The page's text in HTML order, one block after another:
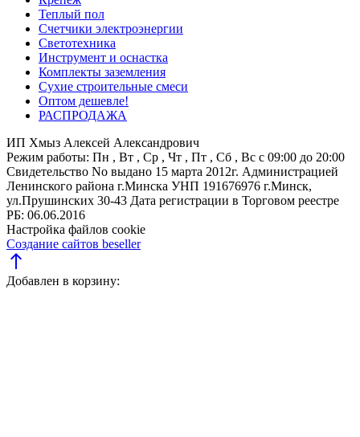
Теплый пол
Счетчики электроэнергии
Светотехника
Инструмент и оснастка
Комплекты заземления
Сухие строительные смеси
Оптом дешевле!
РАСПРОДАЖА
ИП Хмыз Алексей Александрович
Режим работы: Пн , Вт , Ср , Чт , Пт , Сб , Вс c 09:00 до 20:00
Свидетельство No выдано 15 марта 2012г. Администрацией
Ленинского района г.Минска УНП 191676976 г.Минск,
ул.Прушинских 30-43 Дата регистрации в Торговом реестре
РБ: 06.06.2016
Настройка файлов cookie
Создание сайтов beseller
north
Добавлен в корзину: